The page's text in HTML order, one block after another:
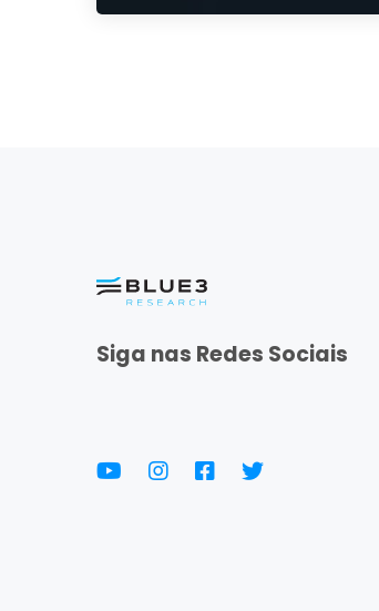
Siga nas Redes Sociais